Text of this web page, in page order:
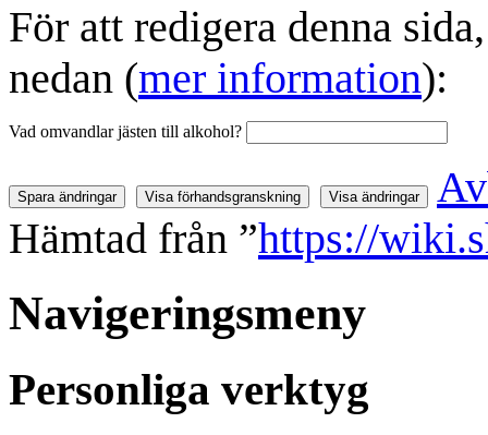
För att redigera denna
nedan (mer information):
Vad omvandlar jästen till alkohol?
Hämtad från ”https://
Navigeringsmeny
Personliga verktyg